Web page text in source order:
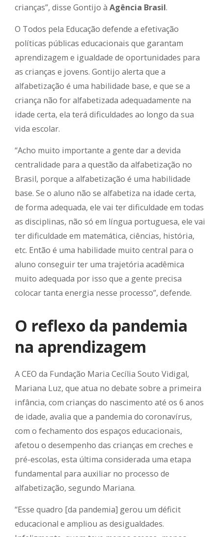
crianças”, disse Gontijo à Agência Brasil.
O Todos pela Educação defende a efetivação
políticas públicas educacionais que garantam
aprendizagem e igualdade de oportunidades para
as crianças e jovens. Gontijo alerta que a
alfabetização é uma habilidade base, e que se a
criança não for alfabetizada adequadamente na
idade certa, ela terá dificuldades ao longo da sua
vida escolar.
“Acho muito importante a gente dar a devida
centralidade para a questão da alfabetização no
Brasil, porque a alfabetização é uma habilidade
base. Se o aluno não se alfabetiza na idade certa,
de forma adequada, ele vai ter dificuldade em todas
as disciplinas, não só em língua portuguesa, ele vai
ter dificuldade em matemática, ciências, história,
etc. Então é uma habilidade muito central para o
aluno conseguir ter uma trajetória acadêmica
muito adequada por isso que a gente precisa
colocar tanta energia nesse processo”, defende.
O reflexo da pandemia
na aprendizagem
A CEO da Fundação Maria Cecília Souto Vidigal,
Mariana Luz, que atua no debate sobre a primeira
infância, com crianças do nascimento até os 6 anos
de idade, avalia que a pandemia do coronavírus,
com o fechamento dos espaços educacionais,
afetou o desempenho das crianças em creches e
pré-escolas, esta última considerada uma etapa
fundamental para auxiliar no processo de
alfabetização, segundo Mariana.
“Esse quadro [da pandemia] gerou um déficit
educacional e ampliou as desigualdades.